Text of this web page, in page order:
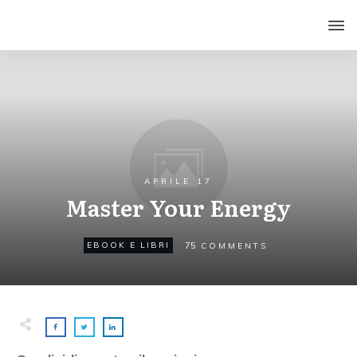
APRILE 17
Master Your Energy
EBOOK E LIBRI 75 COMMENTS